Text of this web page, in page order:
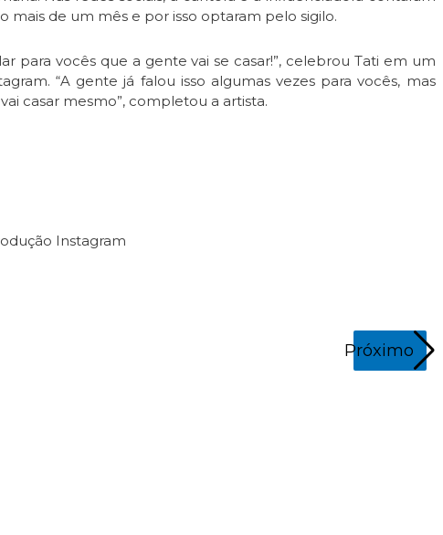
de um mês e por isso optaram pelo sigilo.
para vocês que a gente vai se casar!”, celebrou Tati em um
“A gente já falou isso algumas vezes para vocês, mas
casar mesmo”, completou a artista.
Instagram
Próximo